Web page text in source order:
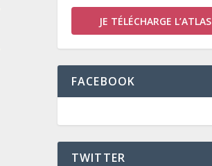
JE TÉLÉCHARGE L’ATLAS
FACEBOOK
TWITTER